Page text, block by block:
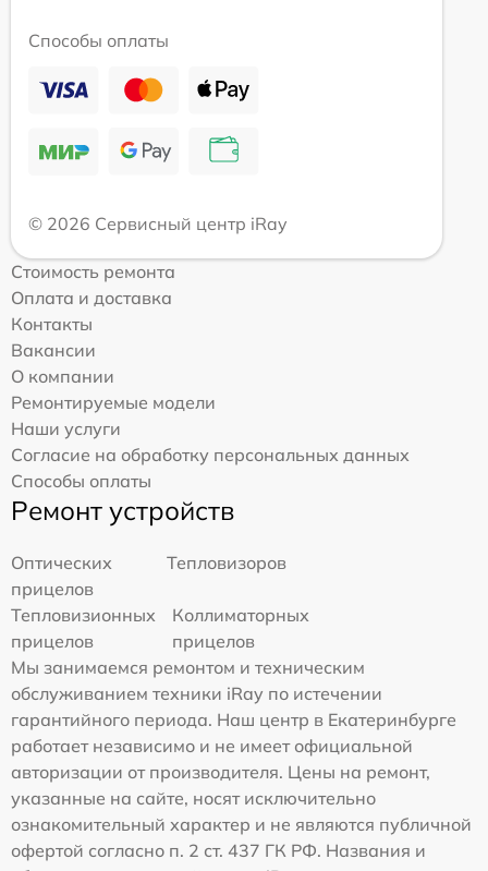
Способы оплаты
© 2026 Сервисный центр iRay
Стоимость ремонта
Оплата и доставка
Контакты
Вакансии
О компании
Ремонтируемые модели
Наши услуги
Согласие на обработку персональных данных
Способы оплаты
Ремонт устройств
Оптических
прицелов
Тепловизоров
Тепловизионных
прицелов
Коллиматорных
прицелов
Мы занимаемся ремонтом и техническим
обслуживанием техники iRay по истечении
гарантийного периода. Наш центр в Екатеринбурге
работает независимо и не имеет официальной
авторизации от производителя. Цены на ремонт,
указанные на сайте, носят исключительно
ознакомительный характер и не являются публичной
офертой согласно п. 2 ст. 437 ГК РФ. Названия и